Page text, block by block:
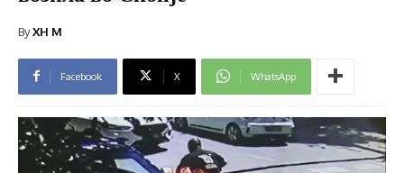
ByXH M
Facebook X WhatsApp